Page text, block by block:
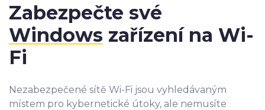
Nezabezpečené sítě Wi-Fi jsou vyhledávaným
místem pro kybernetické útoky, ale nemusíte
Zabezpečte své
Windows zařízení na Wi-
Fi